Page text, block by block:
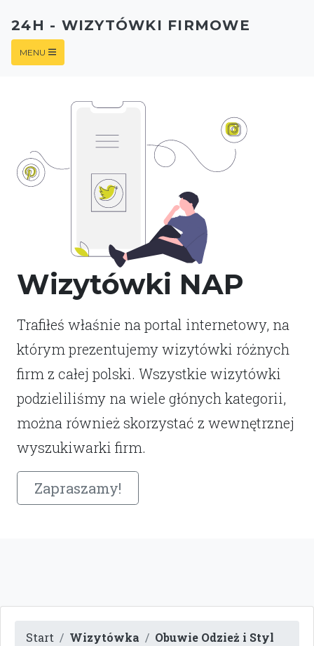
Wizytówki NAP
Trafiłeś właśnie na portal internetowy, na
którym prezentujemy wizytówki różnych
firm z całej polski. Wszystkie wizytówki
podzieliliśmy na wiele głónych kategorii,
można również skorzystać z wewnętrznej
wyszukiwarki firm.
Zapraszamy!
24H - WIZYTÓWKI FIRMOWE
MENU
Start Wizytówka
Obuwie Odzież i Styl